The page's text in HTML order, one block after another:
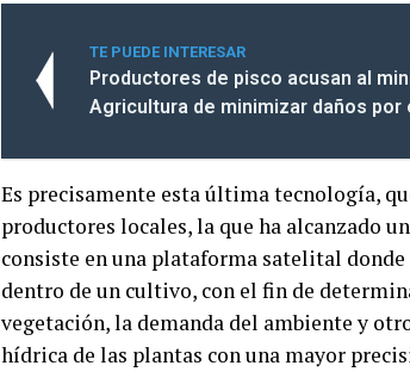
TE PUEDE INTERESAR
Productores de pisco acusan al
Agricultura de minimizar daños por
Es precisamente esta última tecnología,
productores locales, la que ha alcanzado
consiste en una plataforma satelital
dentro de un cultivo, con el fin de
vegetación, la demanda del ambiente y
hídrica de las plantas con una mayor